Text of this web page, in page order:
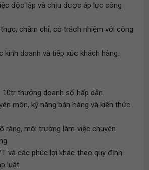
độc lập và chịu được áp lực công
chăm chỉ, có trách nhiệm với công
kinh doanh và tiếp xúc khách hàng.
thưởng doanh số hấp dẫn.
môn, kỹ năng bán hàng và kiến thức
ràng, môi trường làm việc chuyên
và các phúc lợi khác theo quy định
luật.